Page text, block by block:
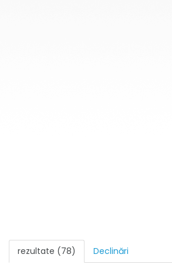
rezultate (78) Declinări